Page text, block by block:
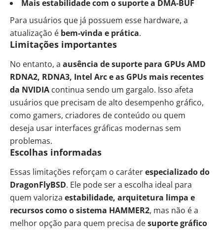
Mais estabilidade com o suporte a DMA-BUF
Para usuários que já possuem esse hardware, a
atualização é bem-vinda e prática.
Limitações importantes
No entanto, a ausência de suporte para GPUs AMD
RDNA2, RDNA3, Intel Arc e as GPUs mais recentes
da NVIDIA continua sendo um gargalo. Isso afeta
usuários que precisam de alto desempenho gráfico,
como gamers, criadores de conteúdo ou quem
deseja usar interfaces gráficas modernas sem
problemas.
Escolhas informadas
Essas limitações reforçam o caráterespecializado do
DragonFlyBSD. Ele pode ser a escolha ideal para
quem valoriza estabilidade, arquitetura limpa e
recursos como o sistema HAMMER2, mas não é a
melhor opção para quem precisa desuporte gráfico